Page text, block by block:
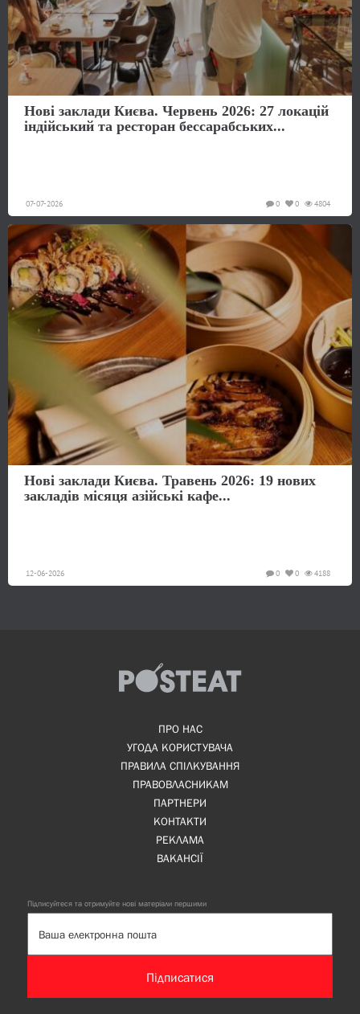
Нові заклади Києва. Червень 2026: 27 локацій
індійський та ресторан бессарабських...
07-07-2026 4804
0
0
Нові заклади Києва. Травень 2026: 19 нових
закладів місяця азійські кафе...
12-06-2026 4188
0
0
ПРО НАС
УГОДА КОРИСТУВАЧА
ПРАВИЛА СПІЛКУВАННЯ
ПРАВОВЛАСНИКАМ
ПАРТНЕРИ
КОНТАКТИ
РЕКЛАМА
ВАКАНСІЇ
Підписуйтеся та отримуйте нові матеріали першими
Підписатися